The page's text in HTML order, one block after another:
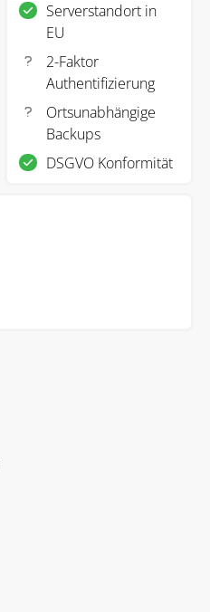
Serverstandort in
EU
2-Faktor
Authentifizierung
Ortsunabhängige
Backups
DSGVO Konformität